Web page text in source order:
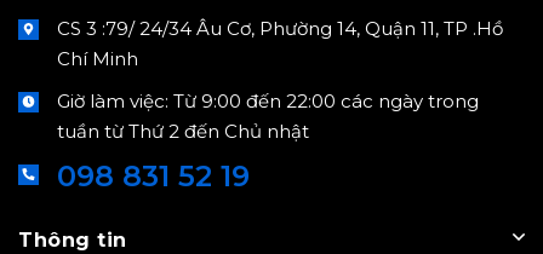
CS 3 :79/ 24/34 Âu Cơ, Phường 14, Quận 11, TP .Hồ
Chí Minh
Giờ làm việc: Từ 9:00 đến 22:00 các ngày trong
tuần từ Thứ 2 đến Chủ nhật
098 831 52 19
Thông tin